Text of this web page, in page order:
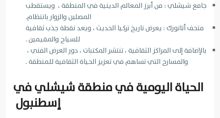
جامع شيشلي : من أبرز المعالم الدينية في المنطقة ، ويستقطب
المصلين والزوار بانتظام.
متحف أتاتورك : يعرض تاريخ تركيا الحديث ، ويعد نقطة جذب ثقافية
للسياح والمقيمين .
بالإضافة إلى المراكز الثقافية ، تنتشر المكتبات ، دور العرض الفني ،
والمسارح التي تساهم في تعزيز الحياة الثقافية للمنطقة .
الحياة اليومية في منطقة شيشلي في
إسطنبول